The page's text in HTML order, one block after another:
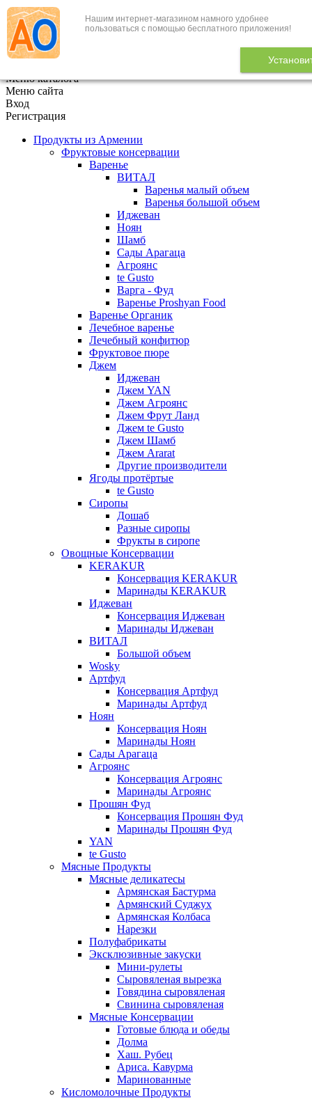
Нашим интернет-магазином намного удобнее
пользоваться с помощью бесплатного приложения!
+7 (495) 646-888-1
В корзине 0
Меню каталога
Меню сайта
Вход
Регистрация
Продукты из Армении
Фруктовые консервации
Варенье
ВИТАЛ
Варенья малый объем
Варенья большой объем
Иджеван
Ноян
Шамб
Сады Арагаца
Агроянс
te Gusto
Варга - Фуд
Варенье Proshyan Food
Варенье Органик
Лечебное варенье
Лечебный конфитюр
Фруктовое пюре
Джем
Иджеван
Джем YAN
Джем Агроянс
Джем Фрут Ланд
Джем te Gusto
Джем Шамб
Джем Ararat
Другие производители
Ягоды протёртые
te Gusto
Сиропы
Дошаб
Разные сиропы
Фрукты в сиропе
Овощные Консервации
KERAKUR
Консервация KERAKUR
Маринады KERAKUR
Иджеван
Консервация Иджеван
Маринады Иджеван
ВИТАЛ
Большой объем
Wosky
Артфуд
Консервация Артфуд
Маринады Артфуд
Ноян
Консервация Ноян
Маринады Ноян
Сады Арагаца
Агроянс
Консервация Агроянс
Маринады Агроянс
Прошян Фуд
Консервация Прошян Фуд
Маринады Прошян Фуд
YAN
te Gusto
Мясные Продукты
Мясные деликатесы
Армянская Бастурма
Армянский Суджух
Армянская Колбаса
Нарезки
Полуфабрикаты
Эксклюзивные закуски
Мини-рулеты
Сыровяленая вырезка
Говядина сыровяленая
Свинина сыровяленая
Мясные Консервации
Готовые блюда и обеды
Долма
Хаш. Рубец
Ариса. Кавурма
Маринованные
Кисломолочные Продукты